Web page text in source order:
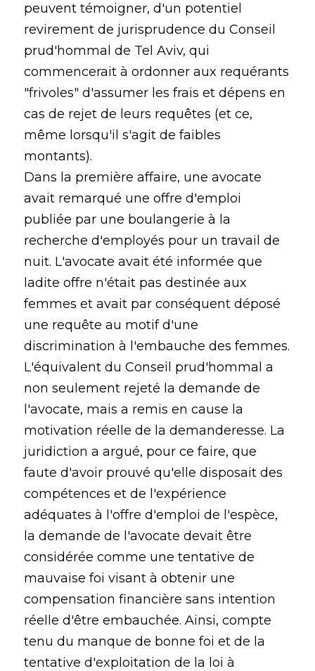
peuvent témoigner, d'un potentiel
revirement de jurisprudence du Conseil
prud'hommal de Tel Aviv, qui
commencerait à ordonner aux requérants
"frivoles" d'assumer les frais et dépens en
cas de rejet de leurs requêtes (et ce,
même lorsqu'il s'agit de faibles
montants).
Dans la première affaire, une avocate
avait remarqué une offre d'emploi
publiée par une boulangerie à la
recherche d'employés pour un travail de
nuit. L'avocate avait été informée que
ladite offre n'était pas destinée aux
femmes et avait par conséquent déposé
une requête au motif d'une
discrimination à l'embauche des femmes.
L'équivalent du Conseil prud'hommal a
non seulement rejeté la demande de
l'avocate, mais a remis en cause la
motivation réelle de la demanderesse. La
juridiction a argué, pour ce faire, que
faute d'avoir prouvé qu'elle disposait des
compétences et de l'expérience
adéquates à l'offre d'emploi de l'espèce,
la demande de l'avocate devait être
considérée comme une tentative de
mauvaise foi visant à obtenir une
compensation financière sans intention
réelle d'être embauchée. Ainsi, compte
tenu du manque de bonne foi et de la
tentative d'exploitation de la loi à